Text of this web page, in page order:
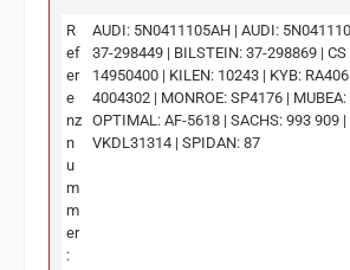
R
ef
er
e
nz
n
u
m
m
er
:
AUDI: 5N0411105AH | AUDI:
37-298449 | BILSTEIN: 37-298869 |
14950400 | KILEN: 10243 | KYB:
4004302 | MONROE: SP4176 |
OPTIMAL: AF-5618 | SACHS: 993 909 |
VKDL31314 | SPIDAN: 87